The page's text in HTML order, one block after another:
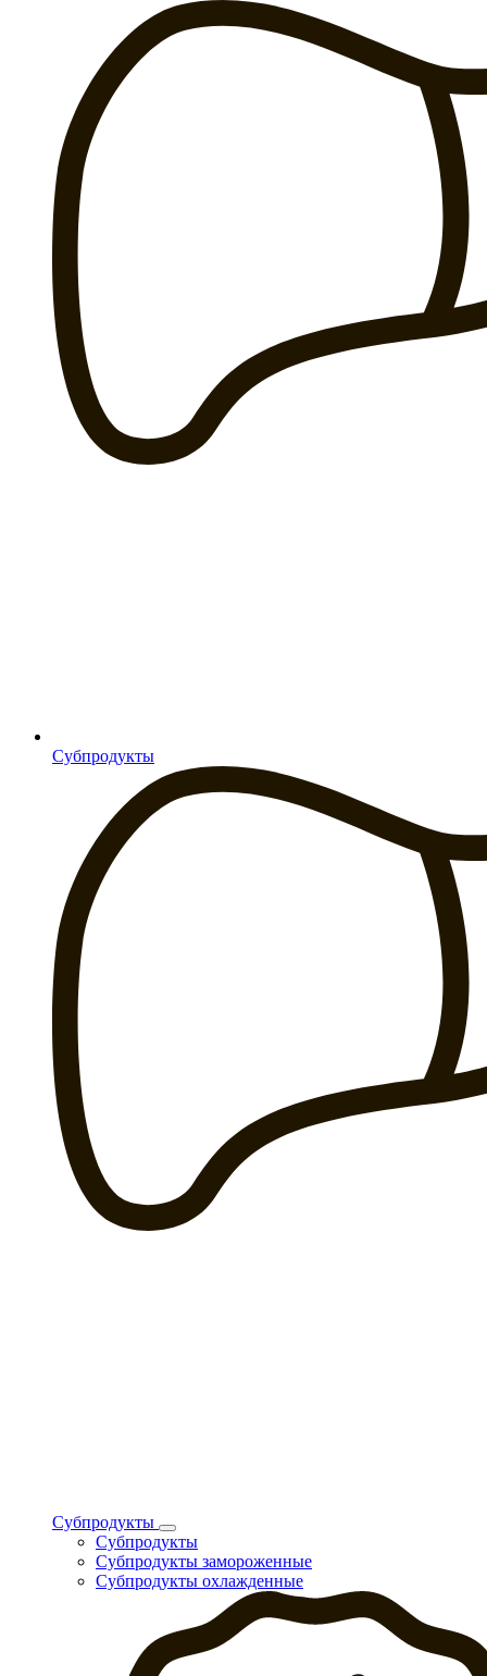
Субпродукты
Субпродукты
Субпродукты
Субпродукты замороженные
Субпродукты охлажденные